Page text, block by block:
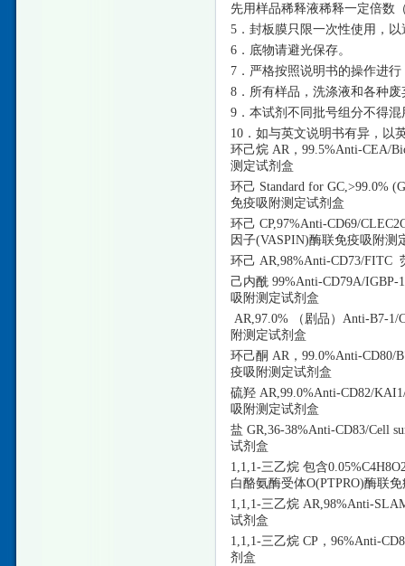
先用样品稀释液稀释一定倍数
5．封板膜只限一次性使用，
6．底物请避光保存。
7．严格按照说明书的操作进
8．所有样品，洗涤液和各种
9．本试剂不同批号组分不得混
10．如与英文说明书有异，以
环己烷 AR，99.5%Anti-CEA/
测定试剂盒
环己 Standard for GC,>99.0%
免疫吸附测定试剂盒
环己 CP,97%Anti-CD69/
因子(VASPIN)酶联免疫吸附测
环己 AR,98%Anti-CD73/FITC
己内酰 99%Anti-CD79A/
吸附测定试剂盒
AR,97.0% （剧品）Anti-B7-
附测定试剂盒
环己酮 AR，99.0%Anti-CD80/
疫吸附测定试剂盒
硫羟 AR,99.0%Anti-CD82/
吸附测定试剂盒
盐 GR,36-38%Anti-CD83/Cell
试剂盒
1,1,1-三乙烷 包含
白酪氨酶受体O(PTPRO)酶联
1,1,1-三乙烷 AR,98%Anti-
试剂盒
1,1,1-三乙烷 CP，96%Anti-
剂盒